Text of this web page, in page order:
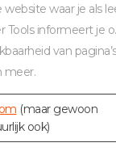
waar je als
informeert je
van
meer.
(maar gewoon
ook)